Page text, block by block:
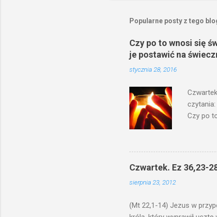
Popularne posty z tego
Czy po to wnosi się
je postawić na
stycznia 28, 2016
czytania:
Czy po
niechaj
ma. W
by je
Czwartek. Ez 36,23-
sierpnia 23, 2012
(Mt 22,1-14) Jezus w